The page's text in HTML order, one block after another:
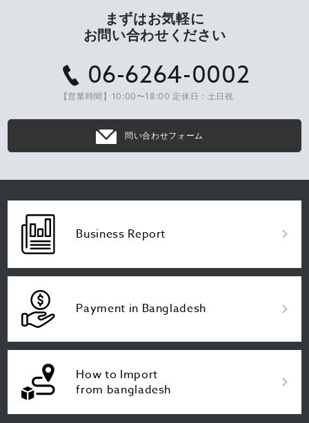
まずはお気軽に
お問い合わせください
06-6264-0002
【営業時間】10:00〜18:00 定休日：土日祝
問い合わせフォーム
Business Report
Payment in Bangladesh
How to Import
from bangladesh